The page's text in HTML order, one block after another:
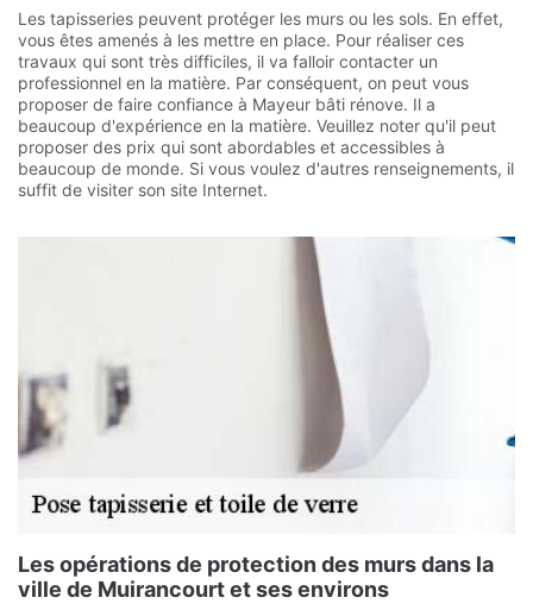
Les tapisseries peuvent protéger les murs ou les sols. En effet,
vous êtes amenés à les mettre en place. Pour réaliser ces
travaux qui sont très difficiles, il va falloir contacter un
professionnel en la matière. Par conséquent, on peut vous
proposer de faire confiance à Mayeur bâti rénove. Il a
beaucoup d'expérience en la matière. Veuillez noter qu'il peut
proposer des prix qui sont abordables et accessibles à
beaucoup de monde. Si vous voulez d'autres renseignements, il
suffit de visiter son site Internet.
Les opérations de protection des murs dans la
ville de Muirancourt et ses environs